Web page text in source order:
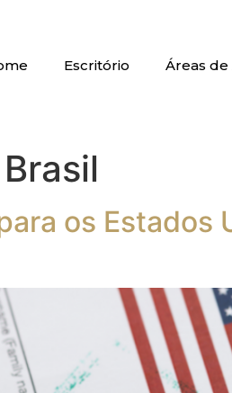
Escritório Áreas
os Estados